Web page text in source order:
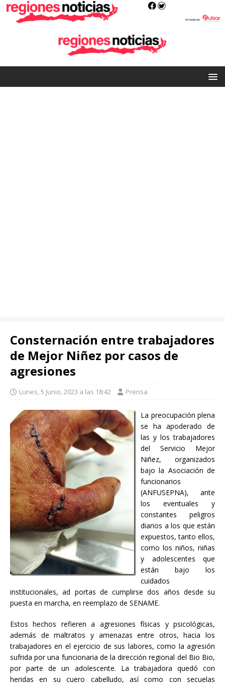
Consternación entre trabajadores
de Mejor Niñez por casos de
agresiones
Lunes, 5 Junio, 2023 a las 18:42 Prensa
La preocupación plena
se ha apoderado de
las y los trabajadores
del Servicio Mejor
Niñez, organizados
bajo la Asociación de
funcionarios
(ANFUSEPNA), ante
los eventuales y
constantes peligros
diarios a los que están
expuestos, tanto ellos,
como los niños, niñas
y adolescentes que
están bajo los
cuidados
institucionales, ad portas de cumplirse dos años desde su
puesta en marcha, en reemplazo de SENAME.
Estos hechos refieren a agresiones físicas y psicológicas,
además de maltratos y amenazas entre otros, hacia los
trabajadores en el ejercicio de sus labores, como la agresión
sufrida por una funcionaria de la dirección regional del Bio Bio,
por parte de un adolescente. La trabajadora quedó con
heridas en su cuero cabelludo, así como con secuelas